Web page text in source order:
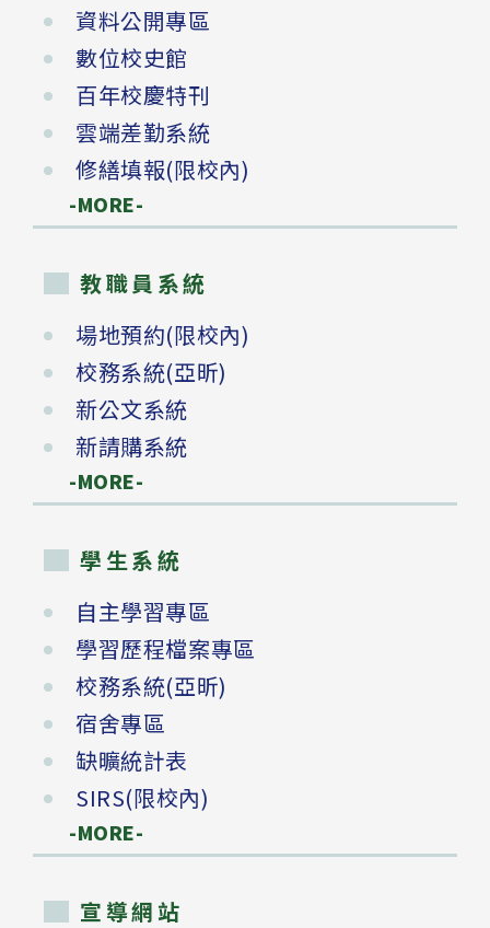
資料公開專區
數位校史館
百年校慶特刊
雲端差勤系統
修繕填報(限校內)
-MORE-
教職員系統
場地預約(限校內)
校務系統(亞昕)
新公文系統
新請購系統
-MORE-
學生系統
自主學習專區
學習歷程檔案專區
校務系統(亞昕)
宿舍專區
缺曠統計表
SIRS(限校內)
-MORE-
宣導網站